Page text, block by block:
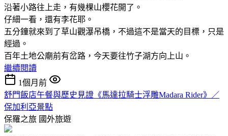
沿著小路往上走，有幾棵山櫻花開了。
仔細一看，還有李花耶。
五分鐘就來到了草山觀瀑吊橋，不過這不是當天的目標，只是
經過。
百年土地公廟前有岔路，今天要往竹子湖方向上山。
繼續閱讀
1個月前
舒門飯店午餐與歷史見證《馬達拉騎士浮雕Madara Rider》／
保加利亞景點
保羅之旅 國外旅遊